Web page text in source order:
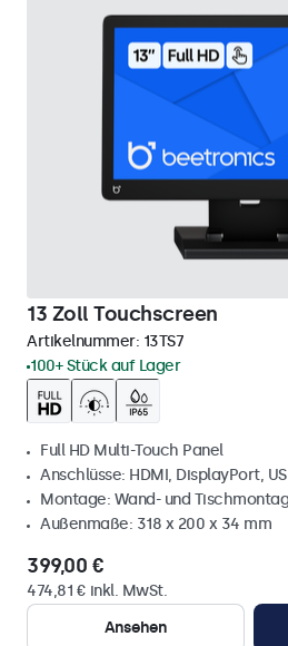
13 Zoll Touchscreen
Artikelnummer: 13TS7
100+ Stück auf Lager
Full HD Multi-Touch Panel
Anschlüsse: HDMI, DisplayPort,
Montage: Wand- und
Außenmaße: 318 x 200 x 34 mm
399,00 €
474,81 € inkl. MwSt.
Ansehen